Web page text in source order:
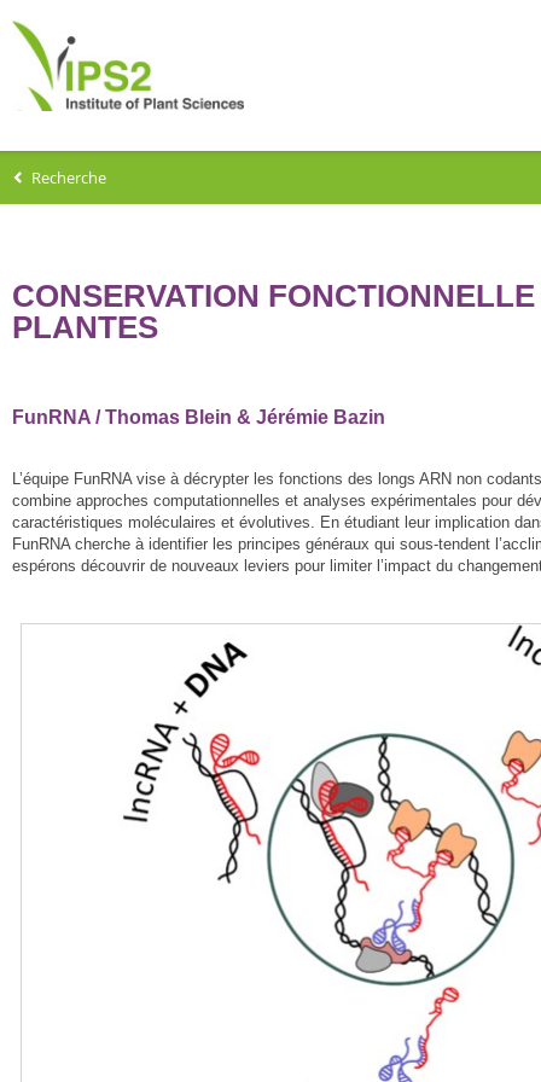
Recherche
CONSERVATION
PLANTES
FunRNA / Thomas Blein & Jérémie Bazin
L’équipe FunRNA vise à décrypter les fonctions des longs ARN non
combine approches computationnelles et analyses expérimentales pour
caractéristiques moléculaires et évolutives. En étudiant leur implication
FunRNA cherche à identifier les principes généraux qui sous-tendent
espérons découvrir de nouveaux leviers pour limiter l’impact du